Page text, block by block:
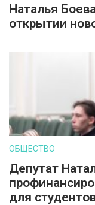
Наталья
открытии
ОБЩЕСТВО
Депутат
для